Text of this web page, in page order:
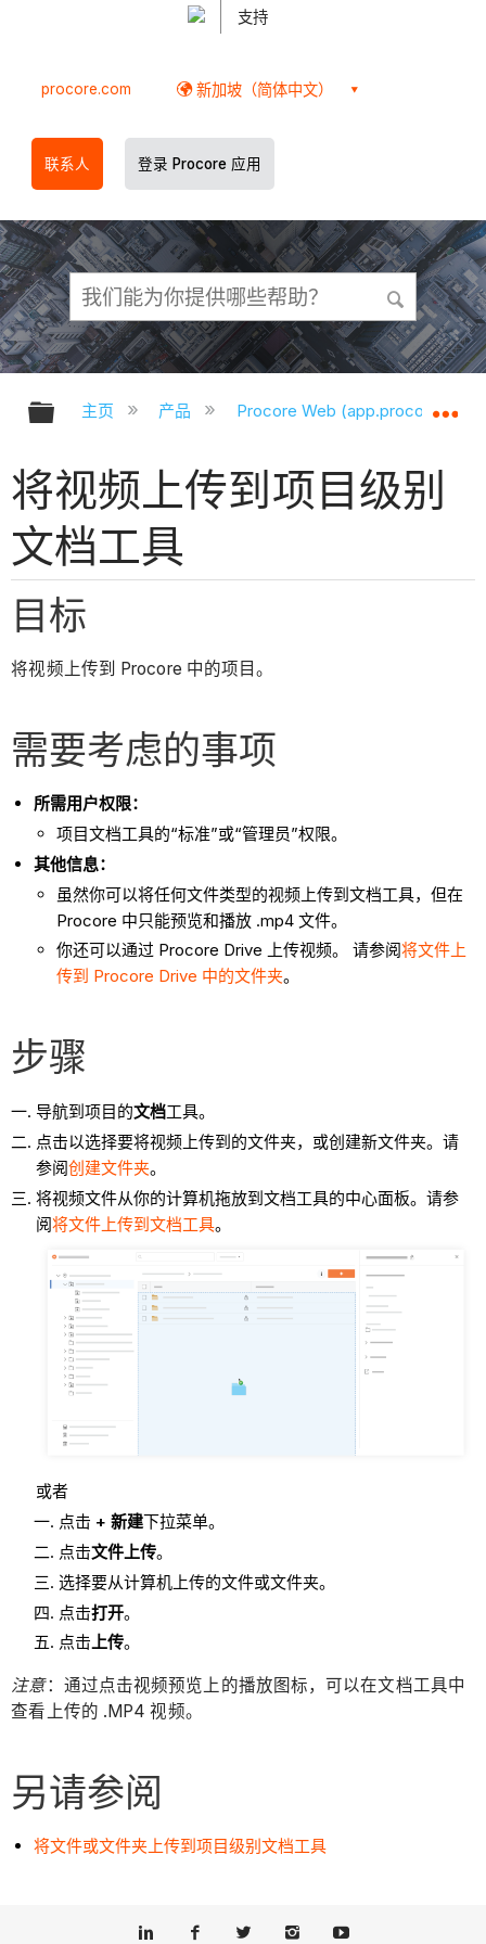
支持
procore.com 新加坡（简体中文）
联系人 登录 Procore 应用
扩展/隐缩全局层次
主页 产品 Procore Web
将视频上传到项目级别
文档工具
目标
将视频上传到 Procore 中的项目。
需要考虑的事项
所需用户权限：
项目文档工具的“标准”或“管理员”权限。
其他信息：
虽然你可以将任何文件类型的视频上传到文档工具，但在
Procore 中只能预览和播放 .mp4 文件。
你还可以通过 Procore Drive 上传视频。 请参阅将文件上
传到 Procore Drive 中的文件夹。
步骤
导航到项目的文档工具。
点击以选择要将视频上传到的文件夹，或创建新文件夹。请
参阅创建文件夹。
将视频文件从你的计算机拖放到文档工具的中心面板。请参
阅将文件上传到文档工具。
或者
点击 + 新建下拉菜单。
点击文件上传。
选择要从计算机上传的文件或文件夹。
点击打开。
点击上传。
注意：通过点击视频预览上的播放图标，可以在文档工具中
查看上传的 .MP4 视频。
另请参阅
将文件或文件夹上传到项目级别文档工具